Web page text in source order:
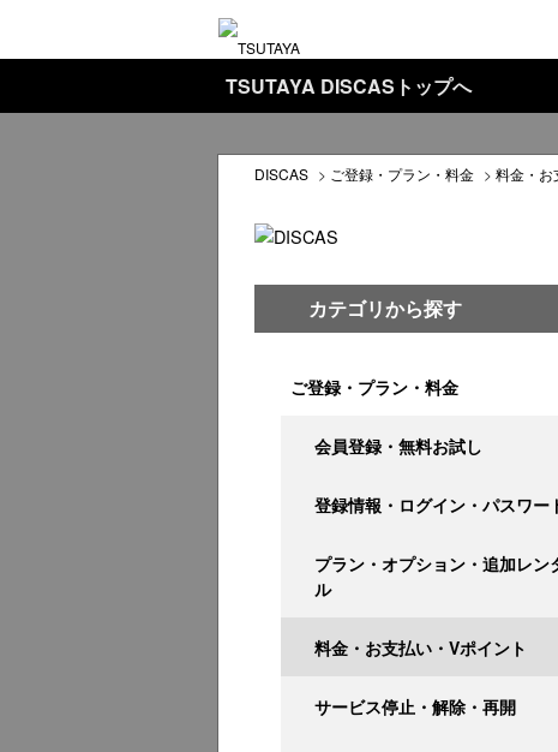
TSUTAYA DISCASトップへ
DISCAS > ご登録・プラン・料金 > 料金・お
カテゴリから探す
ご登録・プラン・料金
会員登録・無料お試し
登録情報・ログイン・パスワー
プラン・オプション・追加レン
ル
料金・お支払い・Vポイント
サービス停止・解除・再開